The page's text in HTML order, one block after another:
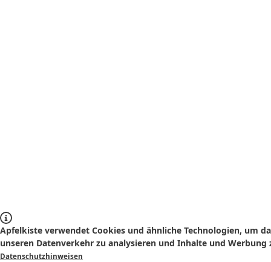
Apfelkiste verwendet Cookies und ähnliche Technologien, um
unseren Datenverkehr zu analysieren und Inhalte und
Datenschutzhinweisen